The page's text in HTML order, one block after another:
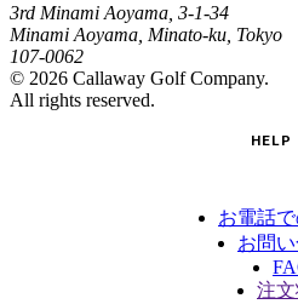
3rd Minami Aoyama, 3-1-34
Minami Aoyama, Minato-ku, Tokyo
107-0062
© 2026 Callaway Golf Company.
All rights reserved.
HELP
お電話
お問
注